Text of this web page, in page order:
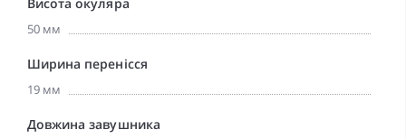
50 мм
Ширина перенісся
19 мм
Довжина завушника